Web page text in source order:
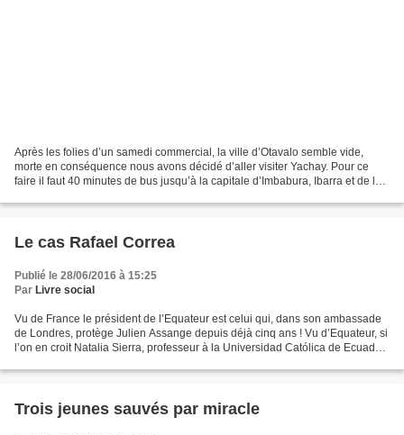
Après les folies d’un samedi commercial, la ville d’Otavalo semble vide,
morte en conséquence nous avons décidé d’aller visiter Yachay. Pour ce
faire il faut 40 minutes de bus jusqu’à la capitale d’Imbabura, Ibarra et de là
Le cas Rafael Correa
Publié le 28/06/2016 à 15:25
Par Livre social
Vu de France le président de l’Equateur est celui qui, dans son ambassade
de Londres, protège Julien Assange depuis déjà cinq ans ! Vu d’Equateur, si
l’on en croit Natalia Sierra, professeur à la Universidad Católica de Ecuador,
Trois jeunes sauvés par miracle